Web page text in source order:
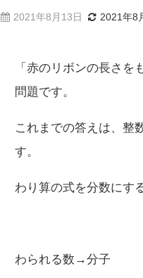
2021年8月13日 2021年8
「赤のリボンの長さ
問題です。
これまでの答えは、整
す。
わり算の式を分数にす
わられる数→分子